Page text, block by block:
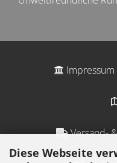
Diese Webseite
Impressum
Versand-